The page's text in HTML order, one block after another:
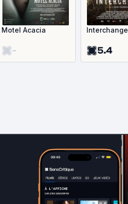
Motel Acacia
-
Interchange
5.4